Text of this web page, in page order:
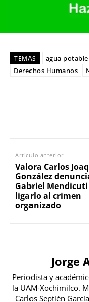
TEMAS agua potable
Derechos Humanos
Artículo anterior
Valora Carlos
González
Gabriel
ligarlo al crimen
organizado
Jorge
Periodista y
la UAM-Xochimilco.
Carlos Septién